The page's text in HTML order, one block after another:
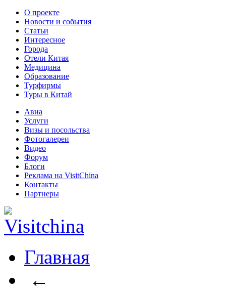
О проекте
Новости и события
Статьи
Интересное
Города
Отели Китая
Медицина
Образование
Турфирмы
Туры в Китай
Авиа
Услуги
Визы и посольства
Фотогалереи
Видео
Форум
Блоги
Реклама на VisitChina
Контакты
Партнеры
Главная
←